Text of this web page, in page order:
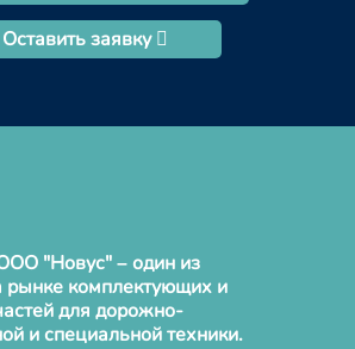
Оставить заявку
"Новус" – один из
рынке комплектующих и
для дорожно-
и специальной техники.